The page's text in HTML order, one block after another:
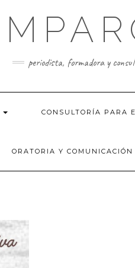
periodista, formadora y
CONSULTORÍA PARA
ORATORIA Y COMUNICACIÓN